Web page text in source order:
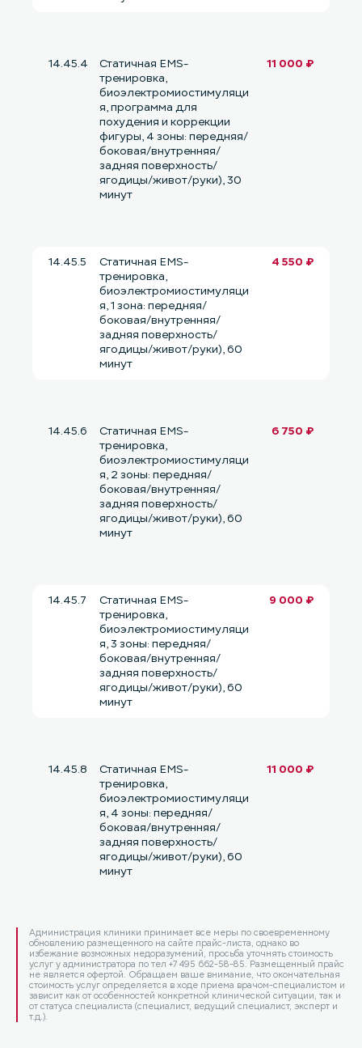
14.45.4
Статичная EMS-
тренировка,
биоэлектромиостимуляци
я, программа для
похудения и коррекции
фигуры, 4 зоны: передняя/
боковая/внутренняя/
задняя поверхность/
ягодицы/живот/руки), 30
минут
11 000 ₽
14.45.5
Статичная EMS-
тренировка,
биоэлектромиостимуляци
я, 1 зона: передняя/
боковая/внутренняя/
задняя поверхность/
ягодицы/живот/руки), 60
минут
4 550 ₽
14.45.6
Статичная EMS-
тренировка,
биоэлектромиостимуляци
я, 2 зоны: передняя/
боковая/внутренняя/
задняя поверхность/
ягодицы/живот/руки), 60
минут
6 750 ₽
14.45.7
Статичная EMS-
тренировка,
биоэлектромиостимуляци
я, 3 зоны: передняя/
боковая/внутренняя/
задняя поверхность/
ягодицы/живот/руки), 60
минут
9 000 ₽
14.45.8
Статичная EMS-
тренировка,
биоэлектромиостимуляци
я, 4 зоны: передняя/
боковая/внутренняя/
задняя поверхность/
ягодицы/живот/руки), 60
минут
11 000 ₽
Администрация клиники принимает все меры по своевременному
обновлению размещенного на сайте прайс-листа, однако во
избежание возможных недоразумений, просьба уточнять стоимость
услуг у администратора по тел +7 495 662-58-85. Размещенный прайс
не является офертой. Обращаем ваше внимание, что окончательная
стоимость услуг определяется в ходе приема врачом-специалистом и
зависит как от особенностей конкретной клинической ситуации, так и
от статуса специалиста (специалист, ведущий специалист, эксперт и
т.д.).